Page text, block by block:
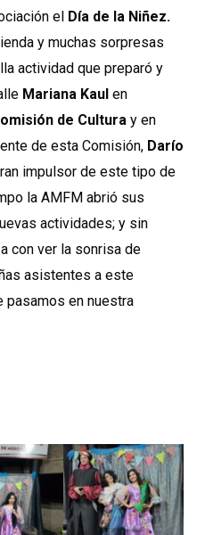
el Día de la Niñez.
y muchas sorpresas
actividad que preparó y
Mariana Kaul en
de Cultura y en
de esta Comisión, Darío
impulsor de este tipo de
la AMFM abrió sus
actividades; y sin
con ver la sonrisa de
asistentes a este
pasamos en nuestra